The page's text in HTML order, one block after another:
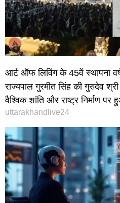
आर्ट ऑफ लिविंग के 45वें स्थापना
राज्यपाल गुरमीत सिंह की गुरुदेव
वैश्विक शांति और राष्ट्र निर्माण
uttarakhandlive24